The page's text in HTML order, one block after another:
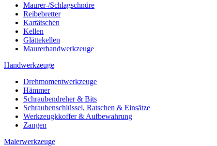
Maurer-/Schlagschnüre
Reibebretter
Kartätschen
Kellen
Glättekellen
Maurerhandwerkzeuge
Handwerkzeuge
Drehmomentwerkzeuge
Hämmer
Schraubendreher & Bits
Schraubenschlüssel, Ratschen & Einsätze
Werkzeugkkoffer & Aufbewahrung
Zangen
Malerwerkzeuge